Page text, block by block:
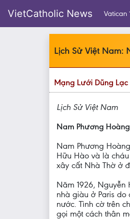
VietCatholic News Vatican
Lịch Sử Việt Nam:
Mạng Lưới Dũng Lạc
Lịch Sử Việt Nam
Nam Phương
Nam Phương
Hữu Hào và là
xây cất Nhà Thờ ở
Năm 1926, Nguyễn
nhà giàu ở Paris do
nước. Tình cờ trên
gọi một cách thân